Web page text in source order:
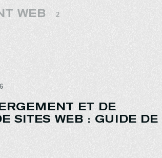
WEB 2
ET DE
SITES WEB : GUIDE DE